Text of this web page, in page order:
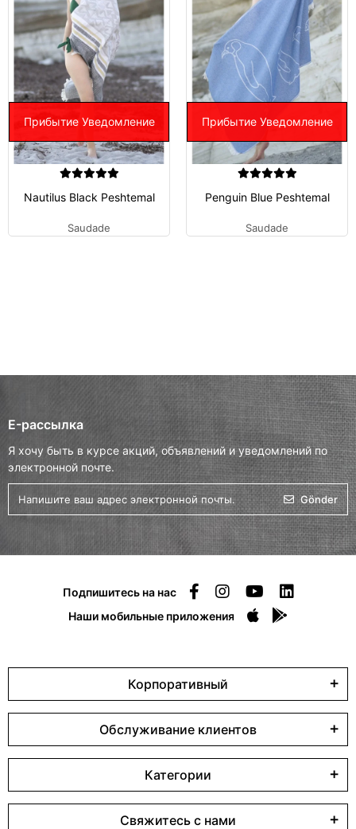
Прибытие Уведомление
Nautilus Black Peshtemal
Saudade
Прибытие Уведомление
Penguin Blue Peshtemal
Saudade
E-рассылка
Я хочу быть в курсе акций, объявлений и уведомлений по
электронной почте.
Gönder
Подпишитесь на нас
Наши мобильные приложения
Корпоративный
Обслуживание клиентов
Категории
Свяжитесь с нами